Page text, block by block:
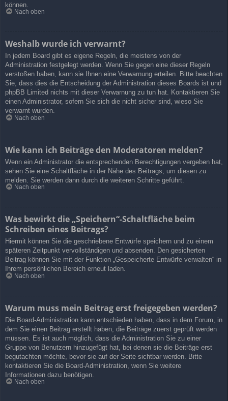
können.
Nach oben
Weshalb wurde ich verwarnt?
In jedem Board gibt es eigene Regeln, die meistens von der
Administration festgelegt werden. Wenn Sie gegen eine dieser Regeln
verstoßen haben, kann sie Ihnen eine Verwarnung erteilen. Bitte beachten
Sie, dass dies die Entscheidung der Administration dieses Boards ist und
phpBB Limited nichts mit dieser Verwarnung zu tun hat. Kontaktieren Sie
einen Administrator, sofern Sie sich die nicht sicher sind, wieso Sie
verwarnt wurden.
Nach oben
Wie kann ich Beiträge den Moderatoren melden?
Wenn ein Administrator die entsprechenden Berechtigungen vergeben hat,
sehen Sie eine Schaltfläche in der Nähe des Beitrags, um diesen zu
melden. Sie werden dann durch die weiteren Schritte geführt.
Nach oben
Was bewirkt die „Speichern“-Schaltfläche beim
Schreiben eines Beitrags?
Hiermit können Sie die geschriebene Entwürfe speichern und zu einem
späteren Zeitpunkt vervollständigen und absenden. Den gesicherten
Beitrag können Sie mit der Funktion „Gespeicherte Entwürfe verwalten“ in
Ihrem persönlichen Bereich erneut laden.
Nach oben
Warum muss mein Beitrag erst freigegeben werden?
Die Board-Administration kann entschieden haben, dass in dem Forum, in
dem Sie einen Beitrag erstellt haben, die Beiträge zuerst geprüft werden
müssen. Es ist auch möglich, dass die Administration Sie zu einer
Gruppe von Benutzern hinzugefügt hat, bei denen sie die Beiträge erst
begutachten möchte, bevor sie auf der Seite sichtbar werden. Bitte
kontaktieren Sie die Board-Administration, wenn Sie weitere
Informationen dazu benötigen.
Nach oben